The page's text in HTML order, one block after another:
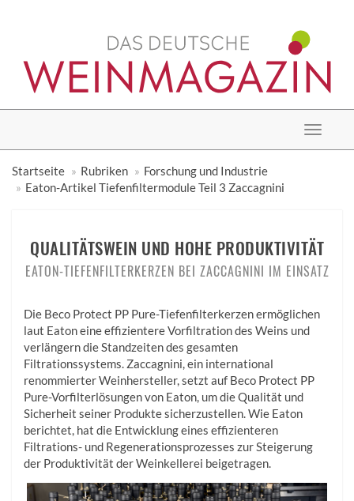
Toggle
Startseite
Rubriken
Forschung und Industrie
Eaton-Artikel Tiefenfiltermodule Teil 3 Zaccagnini
QUALITÄTSWEIN UND HOHE PRODUKTIVITÄT
EATON-TIEFENFILTERKERZEN BEI ZACCAGNINI IM EINSATZ
Die Beco Protect PP Pure-Tiefenfilterkerzen ermöglichen
laut Eaton eine effizientere Vorfiltration des Weins und
verlängern die Standzeiten des gesamten
Filtrationssystems. Zaccagnini, ein international
renommierter Weinhersteller, setzt auf Beco Protect PP
Pure-Vorfilterlösungen von Eaton, um die Qualität und
Sicherheit seiner Produkte sicherzustellen. Wie Eaton
berichtet, hat die Entwicklung eines effizienteren
Filtrations- und Regenerationsprozesses zur Steigerung
der Produktivität der Weinkellerei beigetragen.